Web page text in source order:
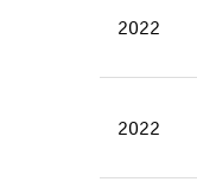
2022
2022